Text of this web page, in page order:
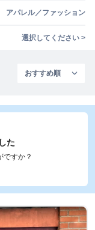
アパレル／ファッション
選択してください >
た
ですか？